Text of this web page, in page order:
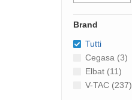
Brand
Tutti
Cegasa (3)
Elbat (11)
V-TAC (237)